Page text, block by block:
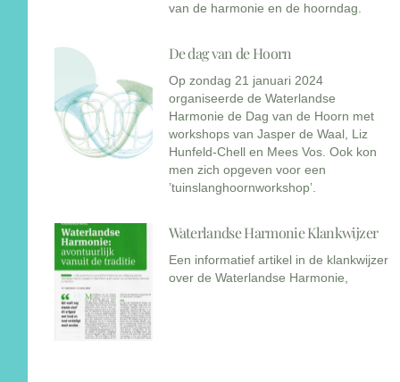
van de harmonie en de hoorndag.
De dag van de Hoorn
Op zondag 21 januari 2024
organiseerde de Waterlandse
Harmonie de Dag van de Hoorn met
workshops van Jasper de Waal, Liz
Hunfeld-Chell en Mees Vos. Ook kon
men zich opgeven voor een
’tuinslanghoornworkshop’.
Waterlandse Harmonie Klankwijzer
Een informatief artikel in de klankwijzer
over de Waterlandse Harmonie,